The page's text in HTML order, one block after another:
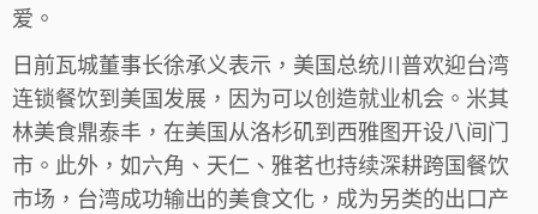
爱。
日前瓦城董事长徐承义表示，美国总统川普欢迎台湾
连锁餐饮到美国发展，因为可以创造就业机会。米其
林美食鼎泰丰，在美国从洛杉矶到西雅图开设八间门
市。此外，如六角、天仁、雅茗也持续深耕跨国餐饮
市场，台湾成功输出的美食文化，成为另类的出口产